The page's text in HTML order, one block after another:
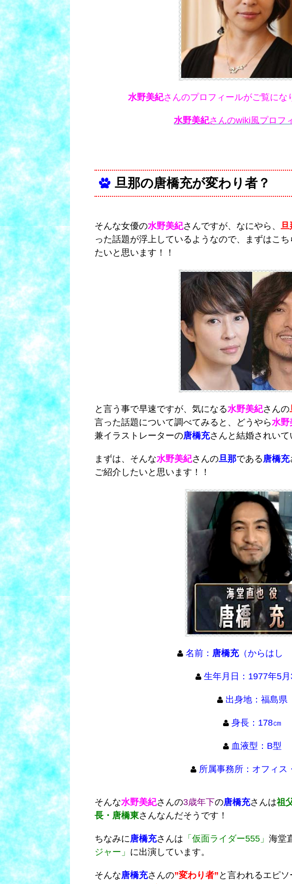
水野美紀さんのプロフィールがご覧にな
水野美紀さんのwiki風プロフ
旦那の唐橋充が変わり者？
そんな女優の水野美紀さんですが、なにやら、 旦
った話題が浮上しているようなので、まずはこ
たいと思います！！
と言う事で早速ですが、気になる水野美紀さんの
言った話題について調べてみると、どうやら水野
兼イラストレーターの唐橋充さんと結婚されいて
まずは、そんな水野美紀さんの旦那である唐橋充
ご紹介したいと思います！！
名前： 唐橋充（からはし
生年月日：1977年5月
出身地：福島県
身長：178㎝
血液型：B型
所属事務所：オフィス
そんな水野美紀さんの3歳年下の唐橋充さんは祖
長・ 唐橋東さんなんだそうです！
ちなみに唐橋充さんは 「仮面ライダー555」 海堂
ジャー」 に出演しています。
そんな唐橋充さんの”変わり者” と言われるエピ